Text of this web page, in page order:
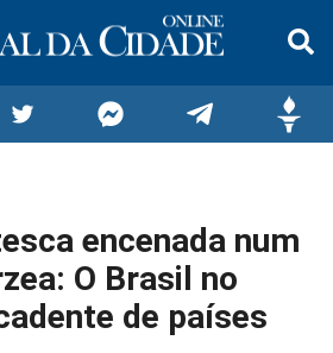
no
no
Messenger
no
Telegram
no
Gettr
encenada num
O Brasil no
de países